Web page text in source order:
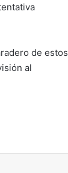
de estos
al